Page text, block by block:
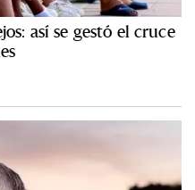
así se gestó el cruce